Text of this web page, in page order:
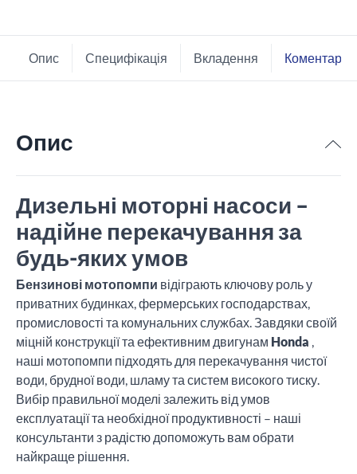
Опис Специфікація Вкладення Коментарі
Опис
Дизельні моторні насоси –
надійне перекачування за
будь-яких умов
Бензинові мотопомпи відіграють ключову роль у
приватних будинках, фермерських господарствах,
промисловості та комунальних службах. Завдяки своїй
міцній конструкції та ефективним двигунам Honda ,
наші мотопомпи підходять для перекачування чистої
води, брудної води, шламу та систем високого тиску.
Вибір правильної моделі залежить від умов
експлуатації та необхідної продуктивності – наші
консультанти з радістю допоможуть вам обрати
найкраще рішення.